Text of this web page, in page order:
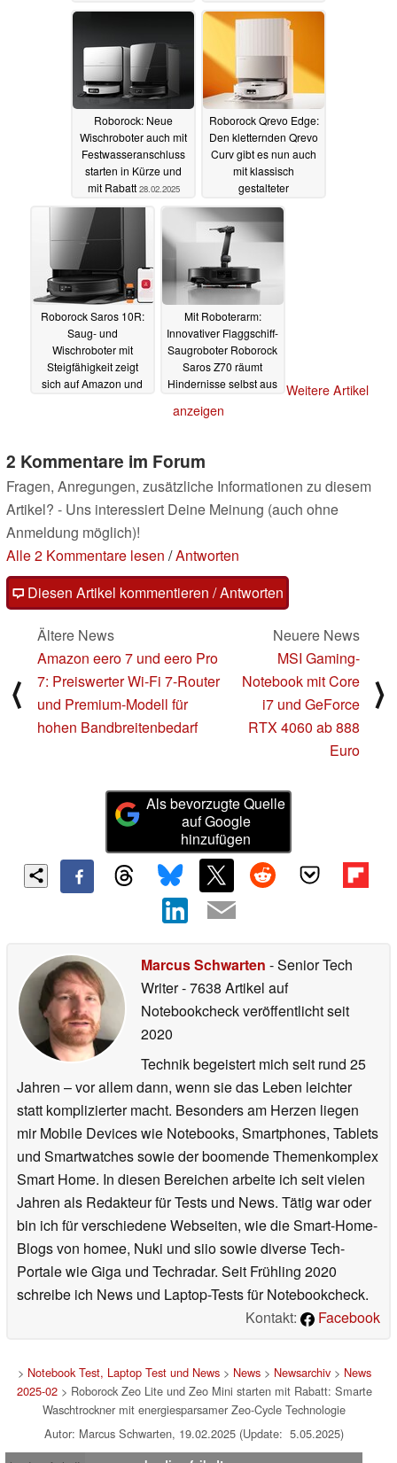
03.03.2025 03.03.2025
Roborock: Neue
Wischroboter auch mit
Festwasseranschluss
starten in Kürze und
mit Rabatt 28.02.2025
Roborock Qrevo Edge:
Den kletternden Qrevo
Curv gibt es nun auch
mit klassisch
gestalteter
Reinigungsstation
19.02.2025
Roborock Saros 10R:
Saug- und
Wischroboter mit
Steigfähigkeit zeigt
sich auf Amazon und
Mit Roboterarm:
Innovativer Flaggschiff-
Saugroboter Roborock
Saros Z70 räumt
Hindernisse selbst aus Weitere Artikel
anzeigen
2 Kommentare im Forum
Fragen, Anregungen, zusätzliche Informationen zu diesem
Artikel? - Uns interessiert Deine Meinung (auch ohne
Anmeldung möglich)!
Alle 2 Kommentare lesen /Antworten
Diesen Artikel kommentieren / Antworten
⟨
Ältere News
Amazon eero 7 und eero Pro
7: Preiswerter Wi-Fi 7-Router
und Premium-Modell für
hohen Bandbreitenbedarf
Neuere News
MSI Gaming-
Notebook mit Core
i7 und GeForce
RTX 4060 ab 888
Euro
⟩
Als bevorzugte Quelle
auf Google
hinzufügen
Marcus Schwarten - Senior Tech
Writer- 7638 Artikel auf
Notebookcheck veröffentlichtseit
2020
Technik begeistert mich seit rund 25
Jahren – vor allem dann, wenn sie das Leben leichter
statt komplizierter macht. Besonders am Herzen liegen
mir Mobile Devices wie Notebooks, Smartphones, Tablets
und Smartwatches sowie der boomende Themenkomplex
Smart Home. In diesen Bereichen arbeite ich seit vielen
Jahren als Redakteur für Tests und News. Tätig war oder
bin ich für verschiedene Webseiten, wie die Smart-Home-
Blogs von homee, Nuki und siio sowie diverse Tech-
Portale wie Giga und Techradar. Seit Frühling 2020
schreibe ich News und Laptop-Tests für Notebookcheck.
Kontakt:
Facebook
> Notebook Test, Laptop Test und News> News> Newsarchiv> News
2025-02> Roborock Zeo Lite und Zeo Mini starten mit Rabatt: Smarte
Waschtrockner mit energiesparsamer Zeo-Cycle Technologie
Autor: Marcus Schwarten, 19.02.2025 (Update: 5.05.2025)